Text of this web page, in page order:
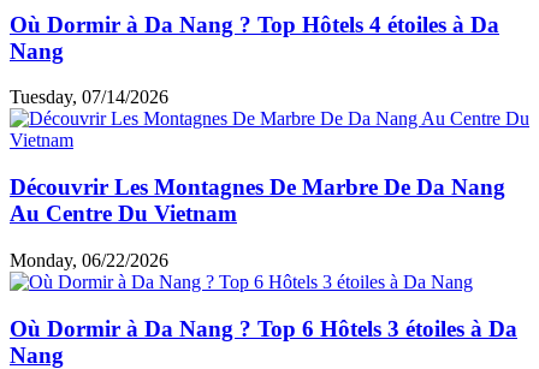
Où Dormir à Da Nang ? Top Hôtels 4 étoiles à Da
Nang
Tuesday, 07/14/2026
Découvrir Les Montagnes De Marbre De Da Nang
Au Centre Du Vietnam
Monday, 06/22/2026
Où Dormir à Da Nang ? Top 6 Hôtels 3 étoiles à Da
Nang